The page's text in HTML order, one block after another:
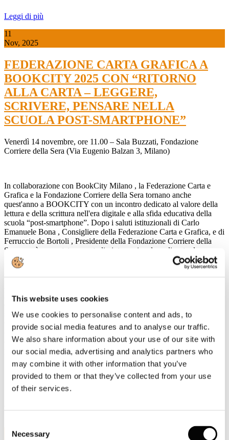
This website uses cookies
We use cookies to personalise content and ads, to
provide social media features and to analyse our traffic.
We also share information about your use of our site with
our social media, advertising and analytics partners who
may combine it with other information that you’ve
provided to them or that they’ve collected from your use
of their services.
Selection
Necessary
Leggi di più
11
Nov, 2025
FEDERAZIONE CARTA GRAFICA A
BOOKCITY 2025 CON “RITORNO
ALLA CARTA – LEGGERE,
SCRIVERE, PENSARE NELLA
SCUOLA POST-SMARTPHONE”
Venerdì 14 novembre, ore 11.00 – Sala Buzzati, Fondazione
Corriere della Sera (Via Eugenio Balzan 3, Milano)
In collaborazione con BookCity Milano , la Federazione Carta e
Grafica e la Fondazione Corriere della Sera tornano anche
quest'anno a BOOKCITY con un incontro dedicato al valore della
lettura e della scrittura nell'era digitale e alla sfida educativa della
scuola “post-smartphone”. Dopo i saluti istituzionali di Carlo
Emanuele Bona , Consigliere della Federazione Carta e Grafica, e di
Ferruccio de Bortoli , Presidente della Fondazione Corriere della
Sera, verrà presentato uno
studio internazionale
realizzato da
University of Pennsylvania
Jawaharlal Nehru Universitye
University of Copenhagen
Studiare con o senza cellulare?
Luigi Einaudi) e Marco Crepaldi
dell'impatto degli smartphone sul processo di apprendimento. Nella
seconda parte dell'incontro,Francesco Amendola(Luiss Guido
Massimo Nunzio Barrella (Liceo Parini),
Cristina Dell'Acqua
(insegnante e scrittrice) e Andrea Di Mario (Liceo Carducci)
dialogheranno su come ripensare la scuola oltre il digitale, con la
partecipazione degli studenti dei licei Parini e Carducci. Modera
Massimo Sideri
, editorialista del Corriere della Sera
.
Ingresso libero fino a esaurimento posti.
Prenotazione sul sito